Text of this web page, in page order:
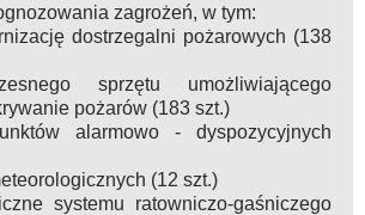
zagrożeń, w tym:
dostrzegalni pożarowych (138
sprzętu umożliwiającego
pożarów (183 szt.)
alarmowo - dyspozycyjnych
(12 szt.)
systemu ratowniczo-gaśniczego